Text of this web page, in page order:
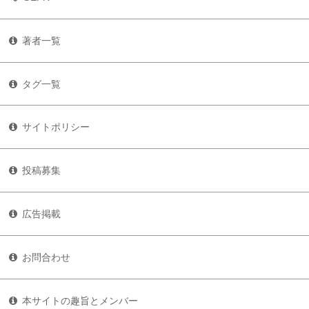
著者一覧
タグ一覧
サイトポリシー
投稿募集
広告掲載
お問合わせ
本サイトの趣旨とメンバー